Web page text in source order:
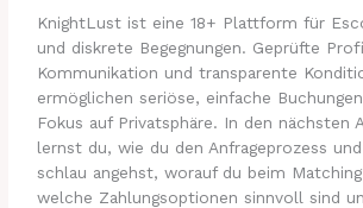
KnightLust ist eine 18+ Plattform für
und diskrete Begegnungen. Geprüfte
Kommunikation und transparente
ermöglichen seriöse, einfache
Fokus auf Privatsphäre. In den nächsten
lernst du, wie du den Anfrageprozess
schlau angehst, worauf du beim
welche Zahlungsoptionen sinnvoll sind